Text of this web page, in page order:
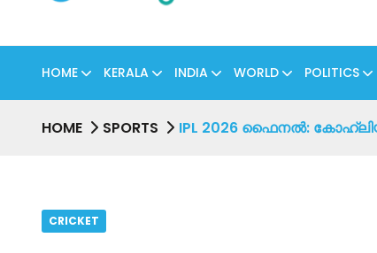
HOME KERALA INDIA WORLD POLITICS
HOME SPORTS IPL 2026 ഫൈനൽ:
CRICKET